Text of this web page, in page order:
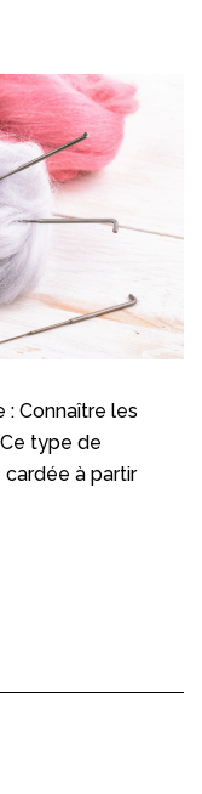
Connaître les
type de
à partir